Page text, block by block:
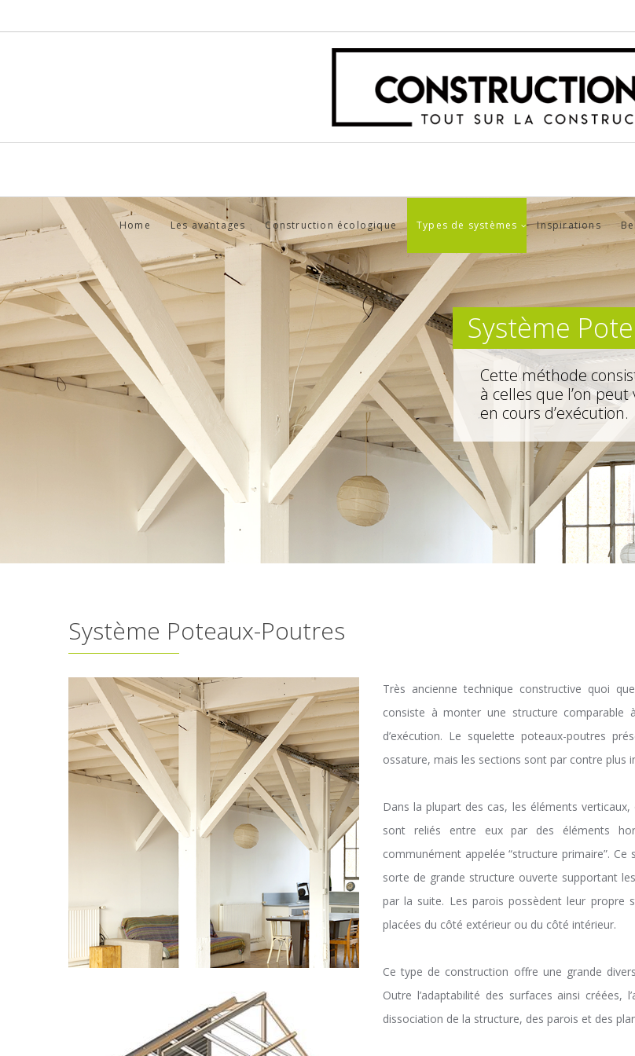
Home Les avantages Construction écologique Types de systèmes Inspirations
Cette méthode
à celles que l’on
en cours d’exécution.
Système
Système Poteaux-Poutres
Très ancienne technique constructive quoi
consiste à monter une structure
d’exécution. Le squelette poteaux-poutres
ossature, mais les sections sont par contre plus
Dans la plupart des cas, les éléments
sont reliés entre eux par des éléments
communément appelée “structure primaire”.
sorte de grande structure ouverte supportant
par la suite. Les parois possèdent leur
placées du côté extérieur ou du côté intérieur.
Ce type de construction offre une grande
Outre l’adaptabilité des surfaces ainsi créées,
dissociation de la structure, des parois et des